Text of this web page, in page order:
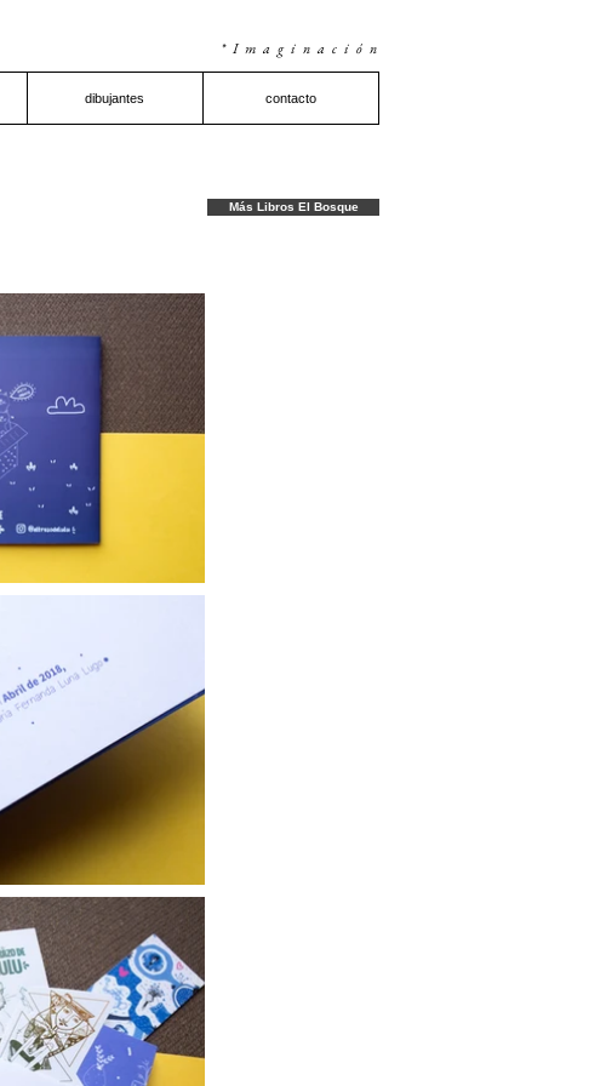
dibujantes contacto
*Imaginación
Más Libros El Bosque